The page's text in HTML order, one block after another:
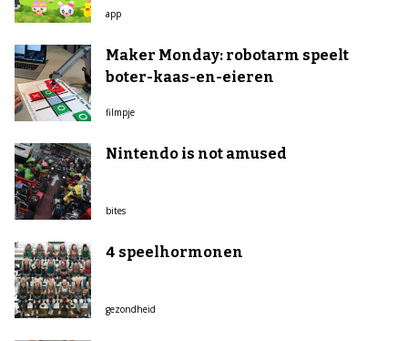
app
Maker Monday: robotarm speelt
boter-kaas-en-eieren
filmpje
Nintendo is not amused
bites
4 speelhormonen
gezondheid